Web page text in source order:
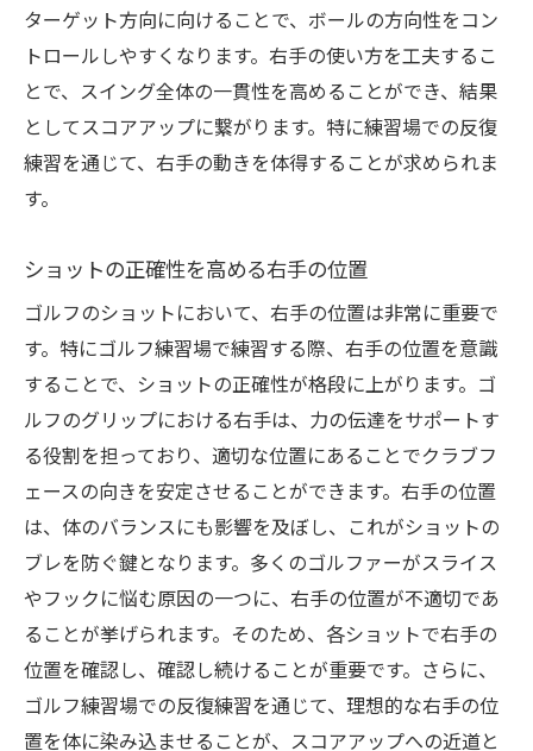
ターゲット方向に向けることで、ボールの方向性をコン
トロールしやすくなります。右手の使い方を工夫するこ
とで、スイング全体の一貫性を高めることができ、結果
としてスコアアップに繋がります。特に練習場での反復
練習を通じて、右手の動きを体得することが求められま
す。
ショットの正確性を高める右手の位置
ゴルフのショットにおいて、右手の位置は非常に重要で
す。特にゴルフ練習場で練習する際、右手の位置を意識
することで、ショットの正確性が格段に上がります。ゴ
ルフのグリップにおける右手は、力の伝達をサポートす
る役割を担っており、適切な位置にあることでクラブフ
ェースの向きを安定させることができます。右手の位置
は、体のバランスにも影響を及ぼし、これがショットの
ブレを防ぐ鍵となります。多くのゴルファーがスライス
やフックに悩む原因の一つに、右手の位置が不適切であ
ることが挙げられます。そのため、各ショットで右手の
位置を確認し、確認し続けることが重要です。さらに、
ゴルフ練習場での反復練習を通じて、理想的な右手の位
置を体に染み込ませることが、スコアアップへの近道と